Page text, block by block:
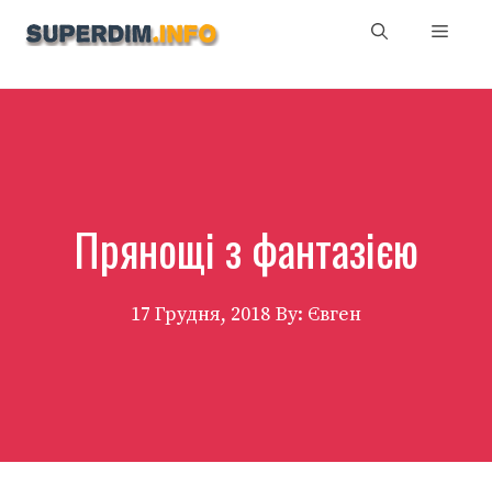
Прянощі з фантазією
17 Грудня, 2018 By: Євген